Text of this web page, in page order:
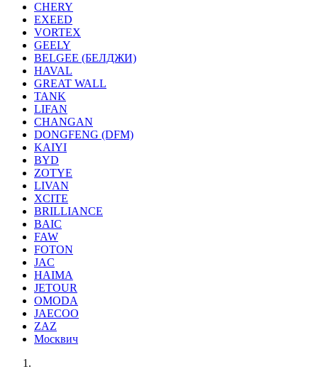
CHERY
EXEED
VORTEX
GEELY
BELGEE (БЕЛДЖИ)
HAVAL
GREAT WALL
TANK
LIFAN
CHANGAN
DONGFENG (DFM)
KAIYI
BYD
ZOTYE
LIVAN
XCITE
BRILLIANCE
BAIC
FAW
FOTON
JAC
HAIMA
JETOUR
OMODA
JAECOO
ZAZ
Москвич